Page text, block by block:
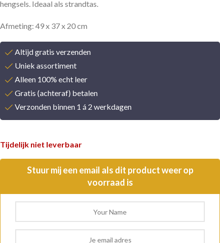
hengsels. Ideaal als strandtas.
Afmeting: 49 x 37 x 20 cm
Altijd gratis verzenden
Uniek assortiment
Alleen 100% echt leer
Gratis (achteraf) betalen
Verzonden binnen 1 á 2 werkdagen
Tijdelijk niet leverbaar
Stuur mij een email als dit product weer op
voorraad is